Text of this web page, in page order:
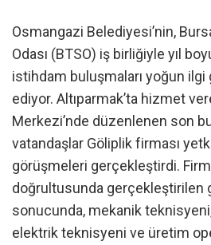
Osmangazi Belediyesi’nin,
Odası (BTSO) iş birliğiyle yıl
istihdam buluşmaları yoğun
ediyor. Altıparmak’ta hizmet
Merkezi’nde düzenlenen son
vatandaşlar Göliplik firması
görüşmeleri gerçekleştirdi.
doğrultusunda gerçekleştirilen
sonucunda, mekanik
elektrik teknisyeni ve üretim